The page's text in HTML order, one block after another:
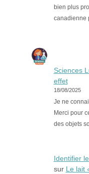
bien plus
canadienne
Sciences
effet
18/08/2025
Je ne
Merci pour
des objets
Identifier
sur Le lait